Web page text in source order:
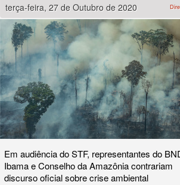
terça-feira, 27 de Outubro de 2020
Em audiência do STF, representantes do
Ibama e Conselho da Amazônia contrariam
discurso oficial sobre crise ambiental